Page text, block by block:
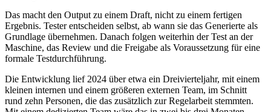
Das macht den Output zu einem Draft, nicht zu einem fertigen
Ergebnis. Tester entscheiden selbst, ab wann sie das Generierte als
Grundlage übernehmen. Danach folgen weiterhin der Test an der
Maschine, das Review und die Freigabe als Voraussetzung für eine
formale Testdurchführung.
Die Entwicklung lief 2024 über etwa ein Dreivierteljahr, mit einem
kleinen internen und einem größeren externen Team, im Schnitt
rund zehn Personen, die das zusätzlich zur Regelarbeit stemmten.